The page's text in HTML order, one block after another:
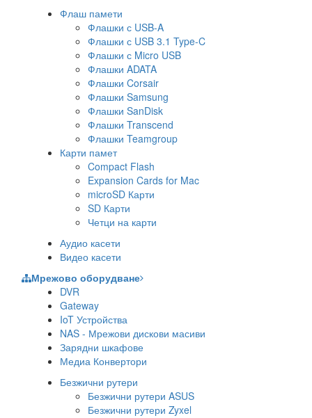
Флаш памети
Флашки с USB-A
Флашки с USB 3.1 Type-C
Флашки с Micro USB
Флашки ADATA
Флашки Corsair
Флашки Samsung
Флашки SanDisk
Флашки Transcend
Флашки Teamgroup
Карти памет
Compact Flash
Expansion Cards for Mac
microSD Карти
SD Карти
Четци на карти
Аудио касети
Видео касети
Мрежово оборудване
DVR
Gateway
IoT Устройства
NAS - Мрежови дискови масиви
Зарядни шкафове
Медиа Конвертори
Безжични рутери
Безжични рутери ASUS
Безжични рутери Zyxel